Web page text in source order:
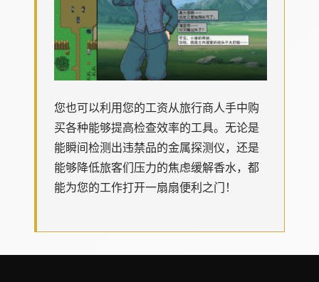
您也可以利用您的工资从旅行商人手中购
买各种能够提高检查效率的工具。无论是
能瞬间检测出违禁品的金属探测仪，还是
能够降低旅客们压力的焦虑缓解香水，都
能为您的工作打开一扇扇便利之门！